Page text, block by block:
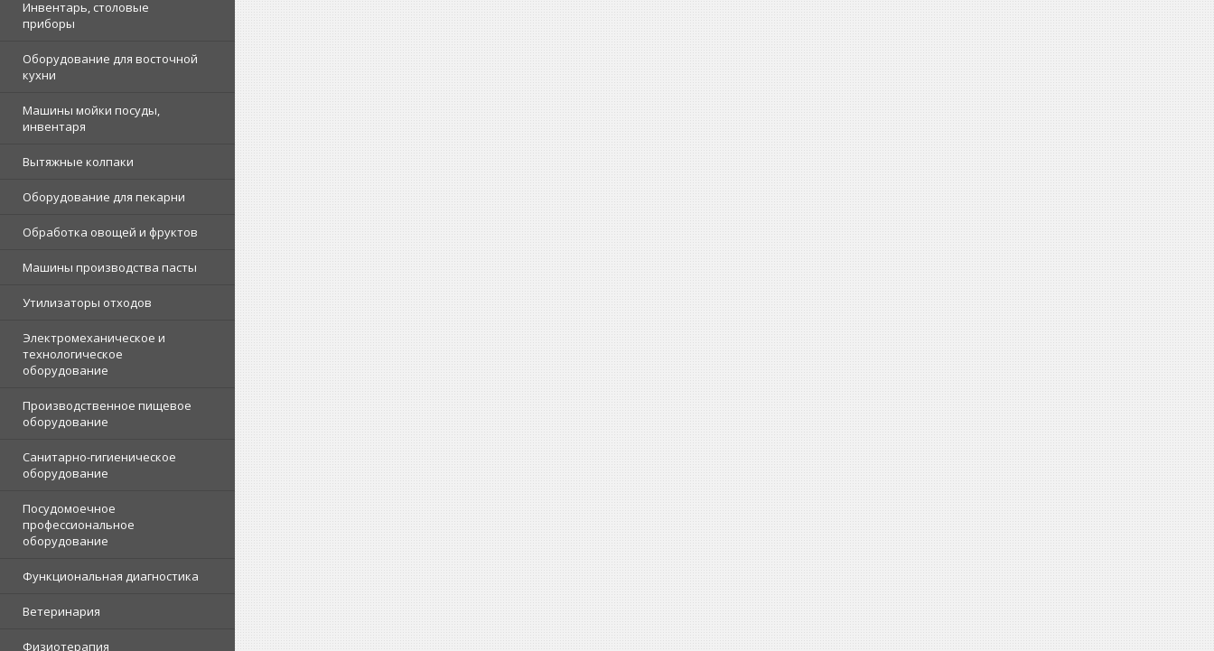
Инвентарь, столовые
приборы
Оборудование для восточной
кухни
Машины мойки посуды,
инвентаря
Вытяжные колпаки
Оборудование для пекарни
Обработка овощей и фруктов
Машины производства пасты
Утилизаторы отходов
Электромеханическое и
технологическое
оборудование
Производственное пищевое
оборудование
Санитарно-гигиеническое
оборудование
Посудомоечное
профессиональное
оборудование
Функциональная диагностика
Ветеринария
Физиотерапия